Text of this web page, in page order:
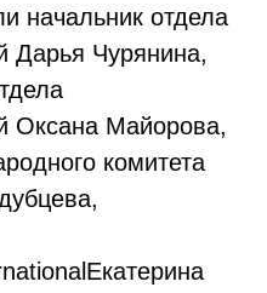
начальник отдела
Дарья Чурянина,
Оксана Майорова,
комитета